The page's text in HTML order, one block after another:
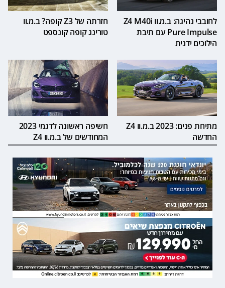
לחובבי נהיגה: ב.מ.וו Z4 M40i
Pure Impulse עם תיבת
הילוכים ידנית
חזרתה של Z3 קופה? ב.מ.וו
טורינג קופה קונספט
מתיחת פנים: 2023 ב.מ.וו Z4
החדשה
חשיפה ראשונה לדגמי 2023
המחודשים של ב.מ.וו Z4